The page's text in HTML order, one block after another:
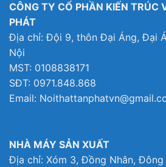
CÔNG TY CỔ PHẦN KIẾN TRÚC
PHÁT
Địa chỉ: Đội 9, thôn Đại Áng, Đại
Nội
MST: 0108838171
SĐT: 0971.848.868
Email:
NHÀ MÁY SẢN XUẤT
Địa chỉ: Xóm 3, Đồng Nhân,